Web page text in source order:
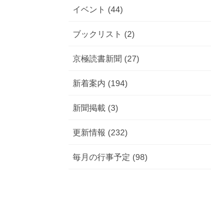
イベント (44)
ブックリスト (2)
京極読書新聞 (27)
新着案内 (194)
新聞掲載 (3)
更新情報 (232)
毎月の行事予定 (98)